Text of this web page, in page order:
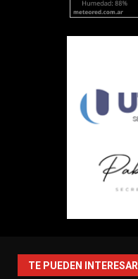
TE PUEDEN INTERESAR